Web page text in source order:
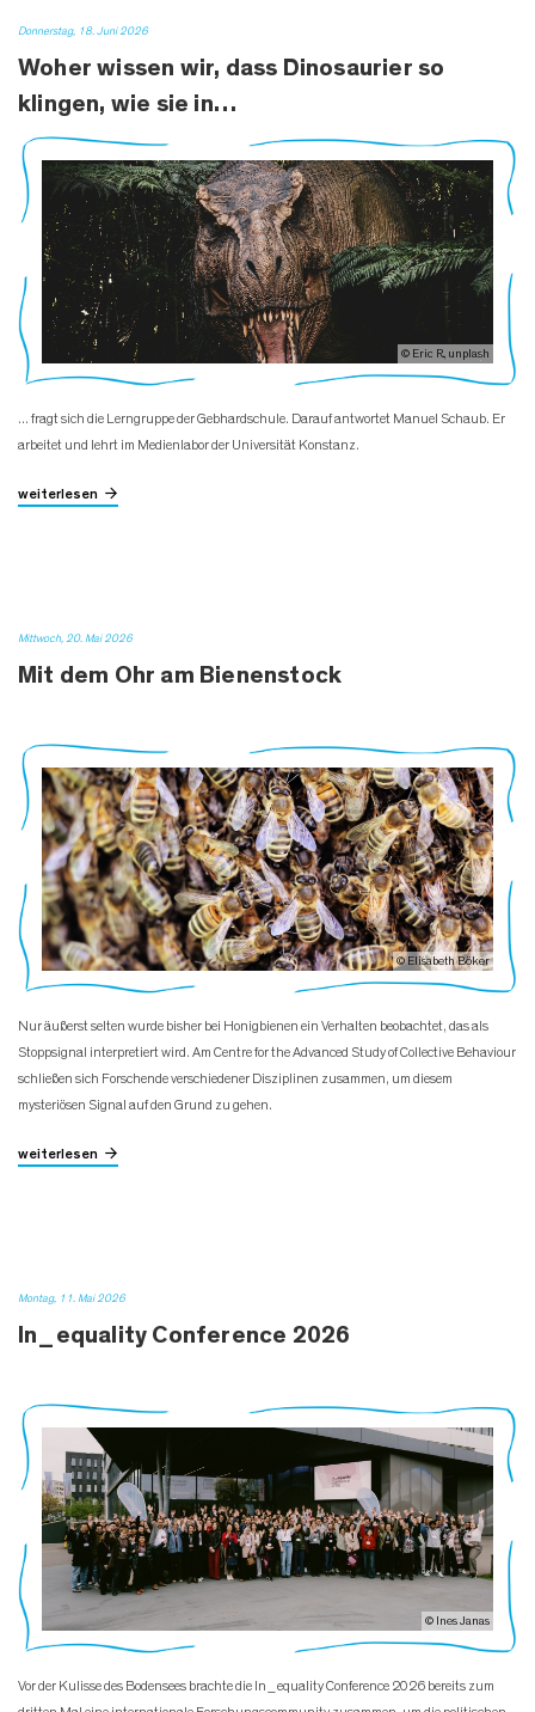
Donnerstag, 18. Juni 2026
Woher wissen wir, dass Dinosaurier so
klingen, wie sie in…
© Eric R., unplash
... fragt sich die Lerngruppe der Gebhardschule. Darauf antwortet Manuel Schaub. Er
arbeitet und lehrt im Medienlabor der Universität Konstanz.
weiterlesen
Mittwoch, 20. Mai 2026
Mit dem Ohr am Bienenstock
© Elisabeth Böker
Nur äußerst selten wurde bisher bei Honigbienen ein Verhalten beobachtet, das als
Stoppsignal interpretiert wird. Am Centre for the Advanced Study of Collective Behaviour
schließen sich Forschende verschiedener Disziplinen zusammen, um diesem
mysteriösen Signal auf den Grund zu gehen.
weiterlesen
Montag, 11. Mai 2026
In_equality Conference 2026
© Ines Janas
Vor der Kulisse des Bodensees brachte die In_equality Conference 2026 bereits zum